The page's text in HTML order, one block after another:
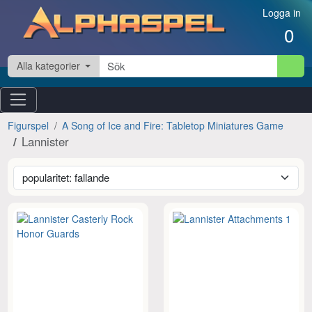
Hoppa till innehåll Logga in
0
Alla kategorier
Figurspel A Song of Ice and Fire: Tabletop Miniatures Game
Lannister